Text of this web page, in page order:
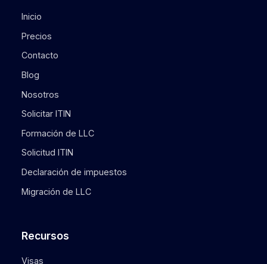
Inicio
Precios
Contacto
Blog
Nosotros
Solicitar ITIN
Formación de LLC
Solicitud ITIN
Declaración de impuestos
Migración de LLC
Recursos
Visas